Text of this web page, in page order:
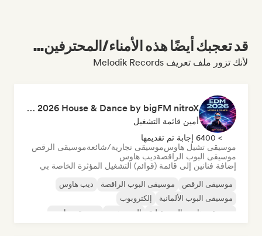
قد تعجبك أيضًا هذه الأمناء/المحترفين...
لأنك تزور ملف تعريف Melodik Records
Robaer / EDM 2026 House & Dance by bigFM nitroX
أمين قائمة التشغيل
> 6400 إجابة تم تقديمها
موسيقى تشيل هاوسموسيقى تجارية/شائعةموسيقى الرقص
موسيقى البوب الراقصةديب هاوس
إضافة فنانين إلى قائمة (قوائم) التشغيل المؤثرة الخاصة بي
موسيقى الرقص موسيقى البوب الراقصة
ديب هاوس
موسيقى البوب الألمانية
إلكتروبوب
موسيقى هاوس المستقبلية
الهيب هوب موسيقى هاوس